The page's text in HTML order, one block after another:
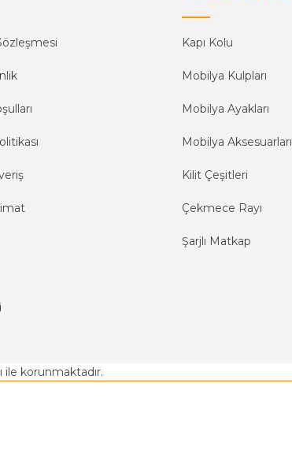
Kapı Kolu
Mobilya Kulpları
Mobilya Ayakları
Mobilya Aksesuarları
Kilit Çeşitleri
Çekmece Rayı
Şarjlı Matkap
ile korunmaktadır.